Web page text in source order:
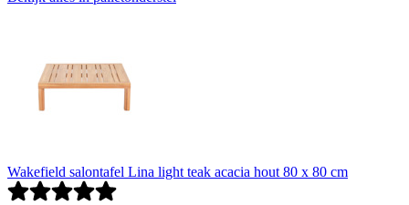
Wakefield salontafel Lina light teak acacia hout 80 x 80 cm